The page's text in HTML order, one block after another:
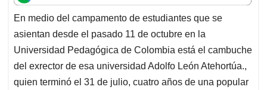
t
s
A
p
p
e
b
o
o
k
k
e
d
I
n
i
l
e
a
d
s
En medio del campamento de estudiantes que se
asientan desde el pasado 11 de octubre en la
Universidad Pedagógica de Colombia está el cambuche
del exrector de esa universidad Adolfo León Atehortúa.,
quien terminó el 31 de julio, cuatro años de una popular